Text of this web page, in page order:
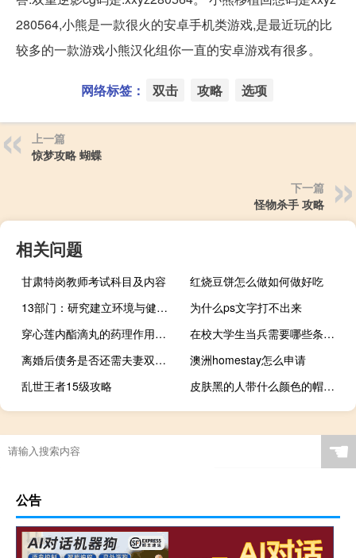
280564,小熊是一款很火的安卓手机类游戏,是最近玩的比
较多的一款游戏小熊汉化组你一直的安卓游戏有很多。
网络标签： 双击 攻略 选项
上一篇
惊梦攻略 蝴蝶
下一篇
怪物杀手 攻略
相关问题
甘肃特岗教师考试科目及内容
红烧豆饼怎么做如何做好吃
13部门：研究建立环境与健康调查和风险评估制度
为什么ps文字打不出来
穿心莲内酯滴丸的药理作用（穿心莲内酯滴丸的功效与作用）
在校大学生当兵需要哪些条件（在校大学生当兵条件）
离婚后债务是否还需夫妻双方共同承担
澳洲homestay怎么申请
乱世王者15级攻略
皮肤黑的人带什么颜色的帽子好
☚
公告